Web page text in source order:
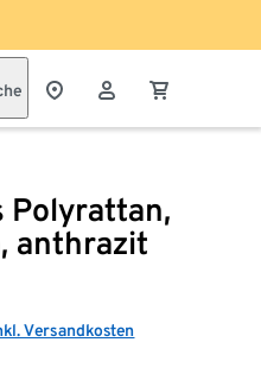
Polyrattan,
anthrazit
Versandkosten